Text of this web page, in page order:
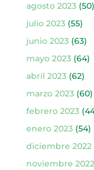
agosto 2023(50)
julio 2023(55)
junio 2023(63)
mayo 2023(64)
abril 2023(62)
marzo 2023(60)
febrero 2023
enero 2023(54)
diciembre 2022
noviembre 2022